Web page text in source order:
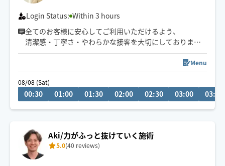
Login Status: Within 3 hours
全てのお客様に安心してご利用いただけるよう、
清潔感・丁寧さ・やわらかな接客を大切にしております
🌙
予約枠×の場合でも、
事前に↗︎のチャット💬いただけますと
対応可能な場合がございます😊
Menu
08/08 (Sat)
00:30 01:00 01:30 02:00 02:30 03:00 03:30
Aki/力がふっと抜けていく施術
5.0(40 reviews)